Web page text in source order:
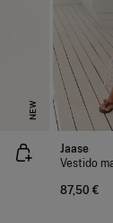
NEW
Jaase
Vestido
87,50 €